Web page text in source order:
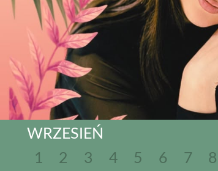
WRZESIEŃ
1
2 3 4 5 6 7 8